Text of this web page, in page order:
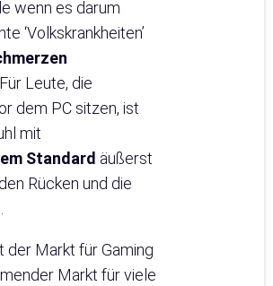
wenn es darum
‘Volkskrankheiten’
Leute, die
dem PC sitzen, ist
mit
Standard äußerst
Rücken und die
Markt für Gaming
Markt für viele